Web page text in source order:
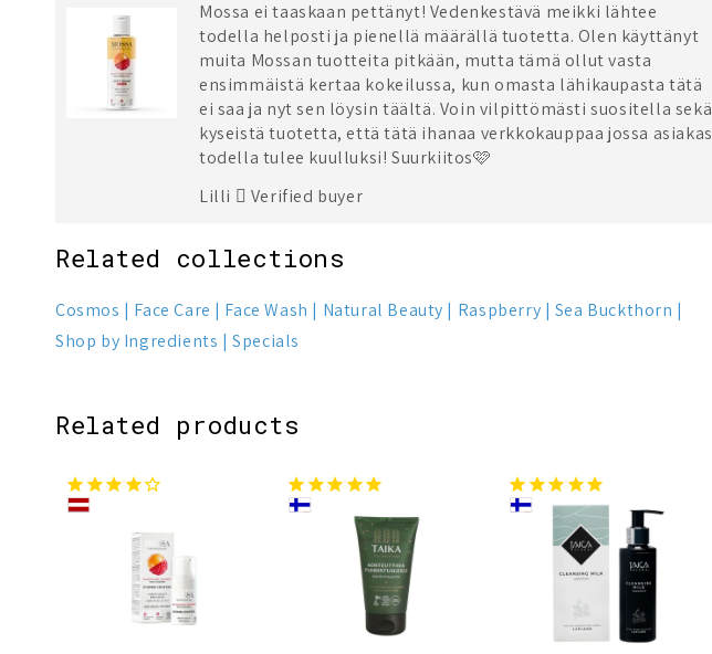
Mossa ei taaskaan pettänyt! Vedenkestävä meikki lähtee
todella helposti ja pienellä määrällä tuotetta. Olen käyttänyt
muita Mossan tuotteita pitkään, mutta tämä ollut vasta
ensimmäistä kertaa kokeilussa, kun omasta lähikaupasta tätä
ei saa ja nyt sen löysin täältä. Voin vilpittömästi suositella sekä
kyseistä tuotetta, että tätä ihanaa verkkokauppaa jossa asiakas
todella tulee kuulluksi! Suurkiitos🩷
Lilli
Verified buyer
Related collections
Cosmos Face Care Face Wash Natural Beauty Raspberry
Sea Buckthorn
Shop by Ingredients
Specials
Related products